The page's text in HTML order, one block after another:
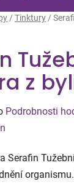
/ Tinktury /
z
Podrobnosti
Serafin